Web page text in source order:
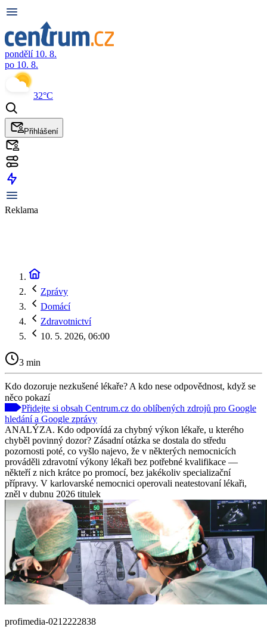
pondělí 10. 8.
po 10. 8.
32°C
Přihlášení
Reklama
Zprávy
Domácí
Zdravotnictví
10. 5. 2026, 06:00
3 min
Kdo dozoruje nezkušené lékaře? A kdo nese odpovědnost, když se
něco pokazí
Přidejte si obsah Centrum.cz do oblíbených zdrojů pro Google
hledání a Google zprávy
ANALÝZA. Kdo odpovídá za chybný výkon lékaře, u kterého
chyběl povinný dozor? Zásadní otázka se dostala do středu
pozornosti poté, co vyšlo najevo, že v některých nemocnicích
prováděli zdravotní výkony lékaři bez potřebné kvalifikace —
někteří z nich krátce po promocí, bez jakékoliv specializační
přípravy. V karlovarské nemocnici operovali neatestovaní lékaři,
zněl v dubnu 2026 titulek
profimedia-0212222838